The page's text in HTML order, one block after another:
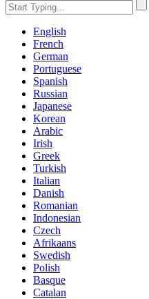
English
French
German
Portuguese
Spanish
Russian
Japanese
Korean
Arabic
Irish
Greek
Turkish
Italian
Danish
Romanian
Indonesian
Czech
Afrikaans
Swedish
Polish
Basque
Catalan